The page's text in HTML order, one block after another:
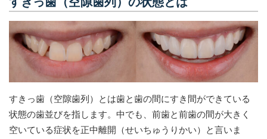
すきっ歯（空隙歯列）とは歯と歯の間にすき間ができている
状態の歯並びを指します。中でも、前歯と前歯の間が大きく
空いている症状を正中離開（せいちゅうりかい）と言いま